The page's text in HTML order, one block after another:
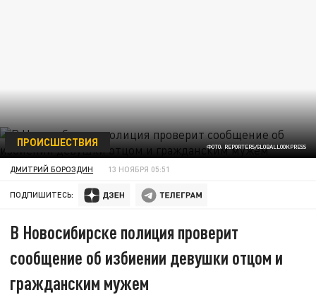
ФОТО: REPORTERS/GLOBALLOOKPRESS
ПРОИСШЕСТВИЯ
ДМИТРИЙ БОРОЗДИН 13 НОЯБРЯ 05:51
ПОДПИШИТЕСЬ:
В Новосибирске полиция проверит
сообщение об избиении девушки отцом и
гражданским мужем